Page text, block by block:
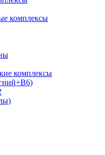
комплексы
комплексы